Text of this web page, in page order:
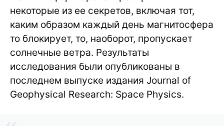
некоторые из ее секретов, включая тот,
каким образом каждый день магнитосфера
то блокирует, то, наоборот, пропускает
солнечные ветра. Результаты
исследования были опубликованы в
последнем выпуске издания Journal of
Geophysical Research: Space Physics.